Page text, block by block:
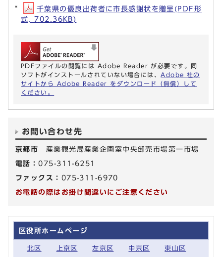
千葉県の優良出荷者に市長感謝状を贈呈(PDF形
式, 702.36KB)
PDFファイルの閲覧には Adobe Reader が必要です。同
ソフトがインストールされていない場合には、 Adobe 社の
サイトから Adobe Reader をダウンロード（無償）して
ください。
お問い合わせ先
京都市 産業観光局産業企画室中央卸売市場第一市場
電話：075-311-6251
ファックス： 075-311-6970
お電話の際はお掛け間違いにご注意ください
区役所ホームページ
北区 上京区 左京区 中京区 東山区